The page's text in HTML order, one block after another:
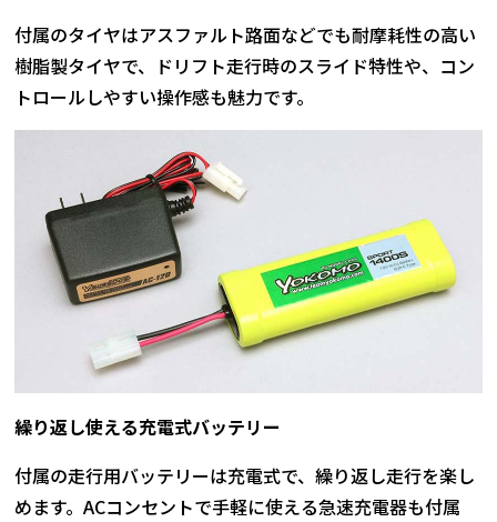
付属のタイヤはアスファルト路面などでも耐摩耗性の高い
樹脂製タイヤで、ドリフト走行時のスライド特性や、コン
トロールしやすい操作感も魅力です。
繰り返し使える充電式バッテリー
付属の走行用バッテリーは充電式で、繰り返し走行を楽し
めます。ACコンセントで手軽に使える急速充電器も付属